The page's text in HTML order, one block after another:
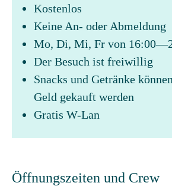
Kostenlos
Keine An- oder Abmeldung
Mo, Di, Mi, Fr von
Der Besuch ist freiwillig
Snacks und Getränke
Geld gekauft werden
Gratis W-Lan
Öffnungszeiten und Crew